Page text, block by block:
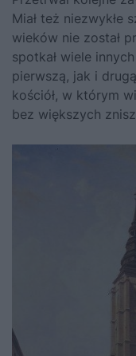
Miał też niezwykłe
wieków nie został
spotkał wiele
pierwszą, jak i
kościół, w którym
bez większych